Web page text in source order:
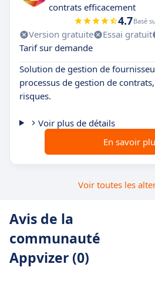
contrats efficacement
4.7Basé
Version gratuite Essai gratuit
Tarif sur demande
Solution de gestion de
processus de gestion de
risques.
Voir plus de détails
En savoir
Voir toutes les
Avis de la
communauté
Appvizer (0)